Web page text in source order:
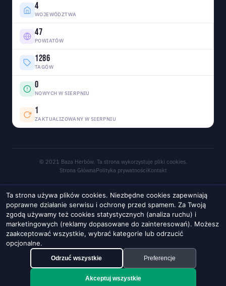
4
WOJEWÓDZTWA
47
POWIATÓW
1286
TAGÓW
0
NOWYCH W SIERPNIU
1
ZAKTUALIZOWANY W SIERPNIU
© 2021 Baza Herbów. Ta strona wykorzystuje pliki cookies.
Strona GłównaPolityka prywatnościKontakt
Ta strona używa plików cookies. Niezbędne cookies zapewniają
poprawne działanie serwisu i ochronę przed spamem. Za Twoją
zgodą używamy też cookies statystycznych (analiza ruchu) i
marketingowych (reklamy dopasowane do zainteresowań). Możesz
zaakceptować wszystkie, wybrać kategorie lub odrzucić
opcjonalne.
Odrzuć wszystkie Preferencje
Akceptuj wszystkie